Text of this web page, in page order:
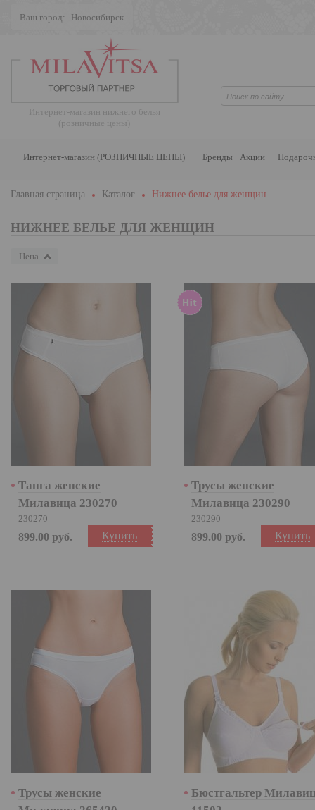
Ваш город: Новосибирск
Интернет-магазин нижнего белья
(розничные цены)
Интернет-магазин (РОЗНИЧНЫЕ ЦЕНЫ) Бренды Акции
Главная страница Каталог Нижнее белье для женщин
НИЖНЕЕ БЕЛЬЕ ДЛЯ ЖЕНЩИН
Цена
Танга женские
Милавица 230270
230270
Купить
899.00 руб.
Трусы женские
Милавица 230290
230290
Купить
899.00 руб.
Трусы женские
Бюстгальтер